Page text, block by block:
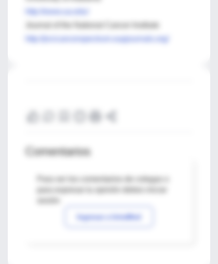
http://jncicancerspectrum.oupjournals.org/
Comentarios
Para ver los comentarios de colegas o
Ingresar a IntraMed